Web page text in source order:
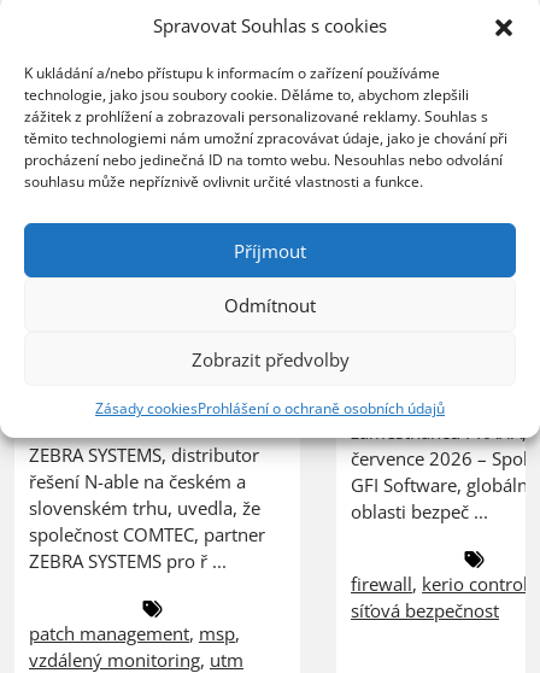
Spravovat Souhlas s cookies
K ukládání a/nebo přístupu k informacím o zařízení používáme
technologie, jako jsou soubory cookie. Děláme to, abychom zlepšili
zážitek z prohlížení a zobrazovali personalizované reklamy. Souhlas s
těmito technologiemi nám umožní zpracovávat údaje, jako je chování při
procházení nebo jedinečná ID na tomto webu. Nesouhlas nebo odvolání
souhlasu může nepříznivě ovlivnit určité vlastnosti a funkce.
Příjmout
Odmítnout
Zobrazit předvolby
Zásady cookiesProhlášení o ochraně osobních údajů
ZEBRA SYSTEMS:
společnost COMTEC
úspěšně řídí svůj růst
s řešením N-able N-
central
23.07.2026
zvládá rostoucí počet
zákazníků bez nutnosti
rozšiřování IT personálu
ZEBRA SYSTEMS, distributor
řešení N-able na českém a
slovenském trhu, uvedla, že
společnost COMTEC, partner
ZEBRA SYSTEMS pro ř ...
patch management, msp,
vzdálený monitoring, utm
XERTEC
Kerio Control
k zabezpečení
sítě
20.07.2026
Organizace
pro vzdálenou práci
zaměstnanců PRAHA,
července 2026 –
GFI Software,
oblasti bezpeč ...
firewall, kerio control
síťová bezpečnost